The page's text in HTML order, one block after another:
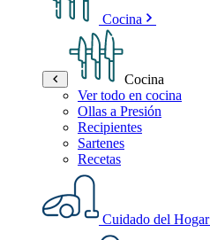
Cocina
Cocina
Ver todo en cocina
Ollas a Presión
Recipientes
Sartenes
Recetas
Cuidado del Hogar